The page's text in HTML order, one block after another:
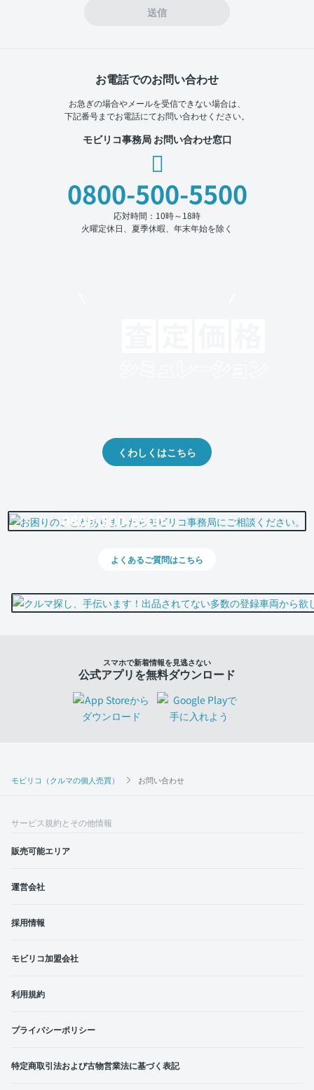
モビリコ（クルマの個人売買） お問い合わせ
送信
お電話でのお問い合わせ
お急ぎの場合やメールを受信できない場合は、
下記番号までお電話にてお問い合わせください。
モビリコ事務局 お問い合わせ窓口
0800-500-5500
応対時間：10時～18時
火曜定休日、夏季休暇、年末年始を除く
くわしくはこちら
0800-500-5500
よくあるご質問はこちら
スマホで新着情報を見逃さない
公式アプリを無料ダウンロード
サービス規約とその他情報
販売可能エリア
運営会社
採用情報
モビリコ加盟会社
利用規約
プライバシーポリシー
特定商取引法および古物営業法に基づく表記